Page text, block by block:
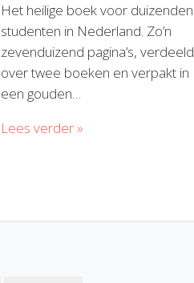
Het heilige boek voor duizenden
studenten in Nederland. Zo’n
zevenduizend pagina’s, verdeeld
over twee boeken en verpakt in
een gouden…
Lees verder »